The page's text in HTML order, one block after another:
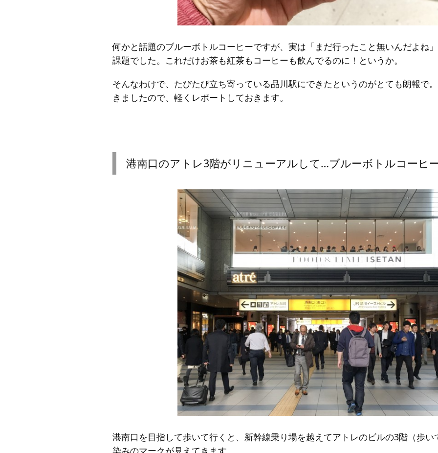
何かと話題のブルーボトルコーヒーですが、実は「まだ行ったこと無いんだよね
課題でした。これだけお茶も紅茶もコーヒーも飲んでるのに！というか。
そんなわけで、たびたび立ち寄っている品川駅にできたというのがとても朗報で
きましたので、軽くレポートしておきます。
港南口のアトレ3階がリニューアルして…ブルーボトルコーヒ
港南口を目指して歩いて行くと、新幹線乗り場を越えてアトレのビルの3階（歩
染みのマークが見えてきます。